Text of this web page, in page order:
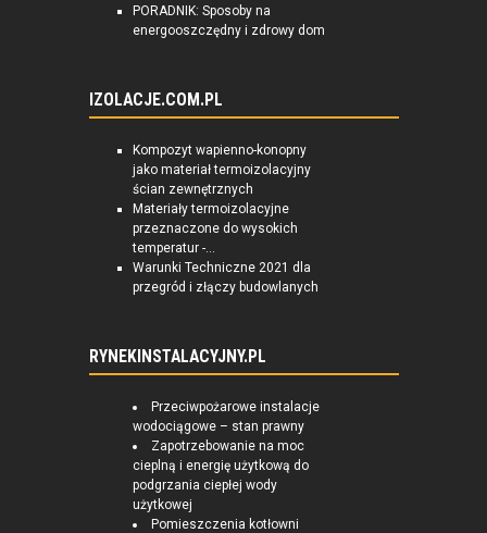
PORADNIK: Sposoby na
energooszczędny i zdrowy dom
IZOLACJE.COM.PL
Kompozyt wapienno-konopny
jako materiał termoizolacyjny
ścian zewnętrznych
Materiały termoizolacyjne
przeznaczone do wysokich
temperatur -...
Warunki Techniczne 2021 dla
przegród i złączy budowlanych
RYNEKINSTALACYJNY.PL
Przeciwpożarowe instalacje
wodociągowe – stan prawny
Zapotrzebowanie na moc
cieplną i energię użytkową do
podgrzania ciepłej wody
użytkowej
Pomieszczenia kotłowni